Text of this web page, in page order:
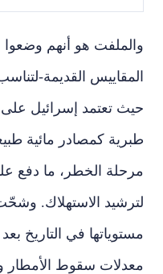
والملفت هو أنهم
المقاييس القديمة-
حيث تعتمد إسرائيل على
طبرية كمصادر مائية
مرحلة الخطر، ما دفع
لترشيد الاستهلاك.
مستوياتها في التاريخ
معدلات سقوط الأمطار